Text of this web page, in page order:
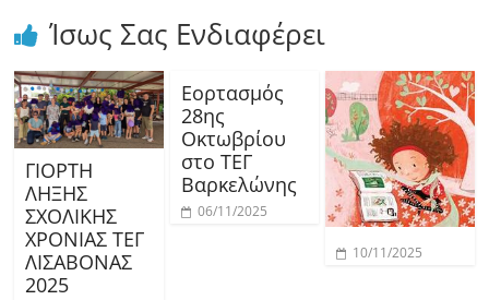
Ίσως Σας Ενδιαφέρει
ΓΙΟΡΤΗ
ΛΗΞΗΣ
ΣΧΟΛΙΚΗΣ
ΧΡΟΝΙΑΣ ΤΕΓ
ΛΙΣΑΒΟΝΑΣ
2025
Εορτασμός
28ης
Οκτωβρίου
στο ΤΕΓ
Βαρκελώνης
06/11/2025
10/11/2025